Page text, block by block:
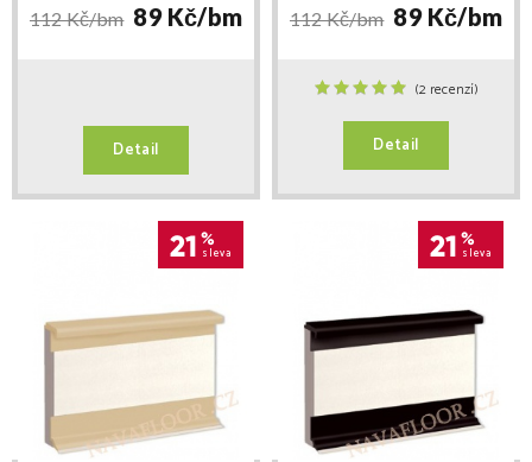
112 Kč/bm 89 Kč/bm
Detail
112 Kč/bm 89 Kč/bm
(2 recenzí)
Detail
21 %
sleva 21 %
sleva